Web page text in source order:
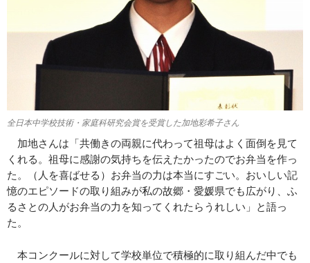
全日本中学校技術・家庭科研究会賞を受賞した加地彩希子さん
加地さんは「共働きの両親に代わって祖母はよく面倒を見て
くれる。祖母に感謝の気持ちを伝えたかったのでお弁当を作っ
た。（人を喜ばせる）お弁当の力は本当にすごい。おいしい記
憶のエピソードの取り組みが私の故郷・愛媛県でも広がり、ふ
るさとの人がお弁当の力を知ってくれたらうれしい」と語っ
た。
本コンクールに対して学校単位で積極的に取り組んだ中でも